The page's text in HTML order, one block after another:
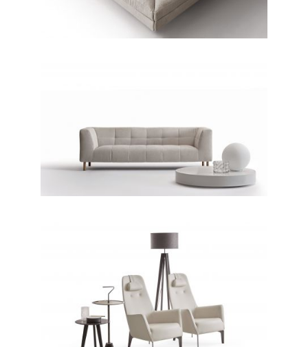
Veliero
CONTEMPORANEO / DIVANI
Vscacco
CONTEMPORANEO /
POLTRONE